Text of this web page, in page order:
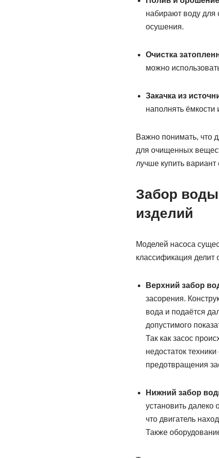
набирают воду для
осушения.
Очистка
можно
Закачка из
наполнять
Важно понимать, что
для очищенных
лучше купить
Забор
изделий
Моделей насоса
классификация делит
Верхний забор
засорения.
вода и подаётся
допустимого
Так как засос
недостаток
предотвращения
Нижний забор
установить далеко
что двигатель
Также